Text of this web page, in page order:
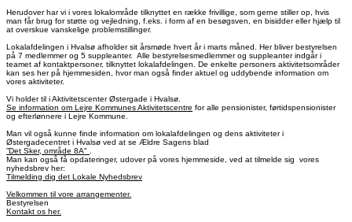
Herudover har vi i vores lokalområde tilknyttet en række frivillige, som gerne stiller op, hvis
man får brug for støtte og vejledning, f.eks. i form af en besøgsven, en bisidder eller hjælp til
at overskue vanskelige problemstillinger.
Lokalafdelingen i Hvalsø afholder sit årsmøde hvert år i marts måned. Her bliver bestyrelsen
på 7 medlemmer og 5 suppleanter. Alle bestyrelsesmedlemmer og suppleanter indgår i
teamet af kontaktpersoner, tilknyttet lokalafdelingen. De enkelte personers aktivitetsområder
kan ses her på hjemmesiden, hvor man også finder aktuel og uddybende information om
vores aktiviteter.
Vi holder til i Aktivitetscenter Østergade i Hvalsø.
Se information om Lejre Kommunes Aktivitetscentre for alle pensionister, førtidspensionister
og efterlønnere i Lejre Kommune.
Man vil også kunne finde information om lokalafdelingen og dens aktiviteter i
Østergadecentret i Hvalsø ved at se Ældre Sagens blad
”Det Sker, område 8A"
Man kan også få opdateringer, udover på vores hjemmeside, ved at tilmelde sig vores
nyhedsbrev her:
Tilmelding dig det Lokale Nyhedsbrev
Velkommen til vore arrangementer.
Bestyrelsen
Kontakt os her.